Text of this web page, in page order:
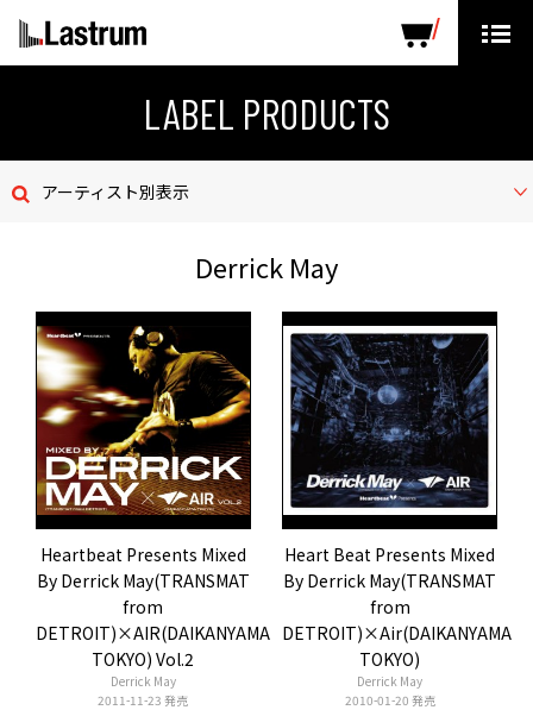
LABEL PRODUCTS
デモテープ
プライバシーポリシー
ENGLISH PAGE
LABEL PRODUCTS
アーティスト別表示
Derrick May
Heartbeat Presents Mixed
By Derrick May(TRANSMAT
from
DETROIT)×AIR(DAIKANYAMA
TOKYO) Vol.2
Derrick May
2011-11-23 発売
Heart Beat Presents Mixed
By Derrick May(TRANSMAT
from
DETROIT)×Air(DAIKANYAMA
TOKYO)
Derrick May
2010-01-20 発売